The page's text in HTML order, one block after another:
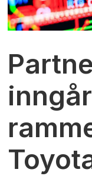
inngår